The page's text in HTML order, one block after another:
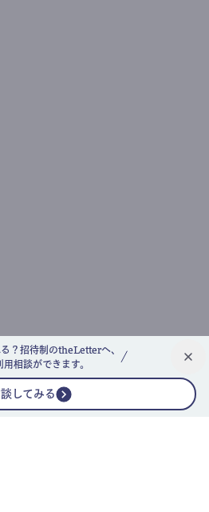
？招待制のtheLetterへ、
用相談ができます。
してみる